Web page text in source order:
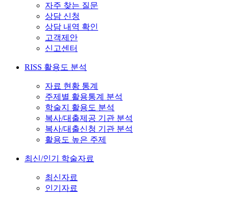
자주 찾는 질문
상담 신청
상담 내역 확인
고객제안
신고센터
RISS 활용도 분석
자료 현황 통계
주제별 활용통계 분석
학술지 활용도 분석
복사/대출제공 기관 분석
복사/대출신청 기관 분석
활용도 높은 주제
최신/인기 학술자료
최신자료
인기자료